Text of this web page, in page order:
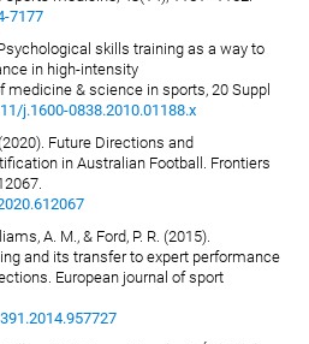
7177
skills training as a way to
in high-intensity
medicine & science in sports, 20 Suppl
j.1600-0838.2010.01188.x
(2020). Future Directions and
in Australian Football. Frontiers
A. M., & Ford, P. R. (2015).
and its transfer to expert performance
European journal of sport